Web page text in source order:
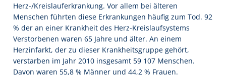
Herz-/Kreislauferkrankung. Vor allem bei älteren
Menschen führten diese Erkrankungen häufig zum Tod. 92
% der an einer Krankheit des Herz-Kreislaufsystems
Verstorbenen waren 65 Jahre und älter. An einem
Herzinfarkt, der zu dieser Krankheitsgruppe gehört,
verstarben im Jahr 2010 insgesamt 59 107 Menschen.
Davon waren 55,8 % Männer und 44,2 % Frauen.